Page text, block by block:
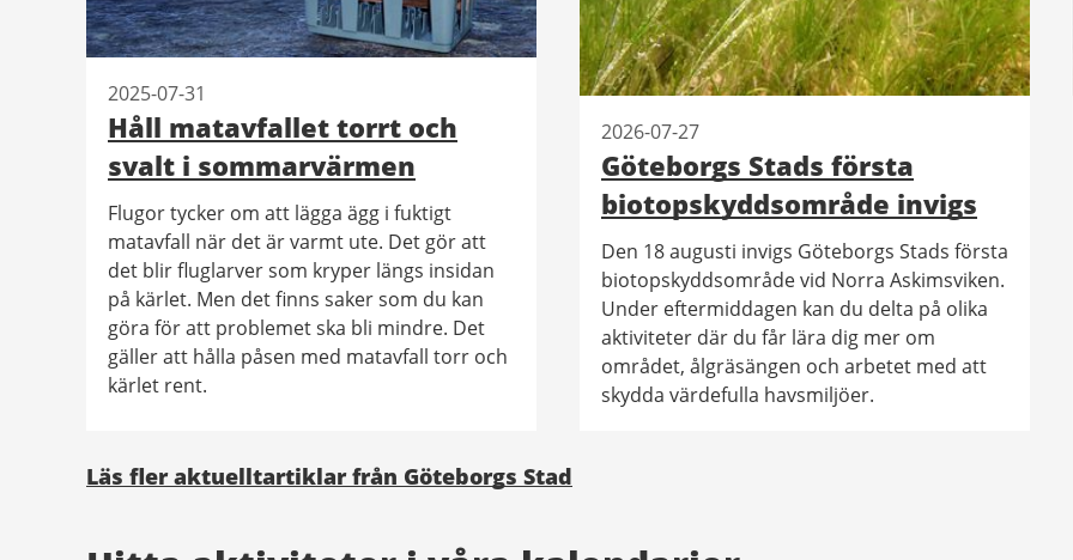
Håll matavfallet torrt och
svalt i sommarvärmen
2025-07-31
Flugor tycker om att lägga ägg i fuktigt
matavfall när det är varmt ute. Det gör att
det blir fluglarver som kryper längs insidan
på kärlet. Men det finns saker som du kan
göra för att problemet ska bli mindre. Det
gäller att hålla påsen med matavfall torr och
kärlet rent.
Göteborgs Stads första
biotopskyddsområde invigs
2026-07-27
Den 18 augusti invigs Göteborgs Stads första
biotopskyddsområde vid Norra Askimsviken.
Under eftermiddagen kan du delta på olika
aktiviteter där du får lära dig mer om
området, ålgräsängen och arbetet med att
skydda värdefulla havsmiljöer.
Läs fler aktuelltartiklar från Göteborgs Stad